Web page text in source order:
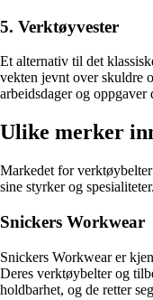
5. Verktøyvester
Et alternativ til det
vekten jevnt over skuldre
arbeidsdager og
Ulike merker
Markedet for
sine styrker og spesialiteter.
Snickers Workwear
Snickers Workwear er
Deres verktøybelter og
holdbarhet, og de retter